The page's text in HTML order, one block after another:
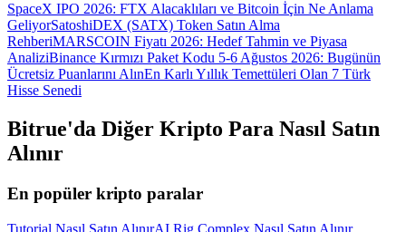
SpaceX IPO 2026: FTX Alacaklıları ve Bitcoin İçin Ne Anlama
GeliyorSatoshiDEX (SATX) Token Satın Alma
RehberiMARSCOIN Fiyatı 2026: Hedef Tahmin ve Piyasa
AnaliziBinance Kırmızı Paket Kodu 5-6 Ağustos 2026: Bugünün
Ücretsiz Puanlarını AlınEn Karlı Yıllık Temettüleri Olan 7 Türk
Hisse Senedi
Bitrue'da Diğer Kripto Para Nasıl Satın
Alınır
En popüler kripto paralar
Tutorial Nasıl Satın AlınırAI Rig Complex Nasıl Satın Alınır